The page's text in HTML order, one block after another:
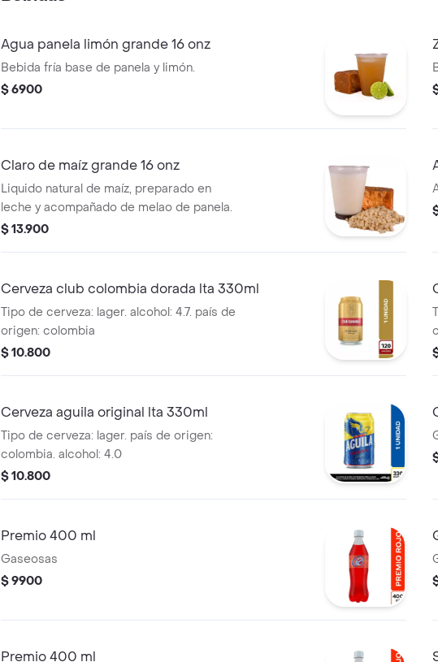
Agua panela limón grande 16 onz
Bebida fría base de panela y limón.
$ 6900
Claro de maíz grande 16 onz
Liquido natural de maíz, preparado en
leche y acompañado de melao de panela.
$ 13.900
Cerveza club colombia dorada lta 330ml
Tipo de cerveza: lager. alcohol: 4.7. país de
origen: colombia
$ 10.800
Cerveza aguila original lta 330ml
Tipo de cerveza: lager. país de origen:
colombia. alcohol: 4.0
$ 10.800
Premio 400 ml
Gaseosas
$ 9900
Premio 400 ml